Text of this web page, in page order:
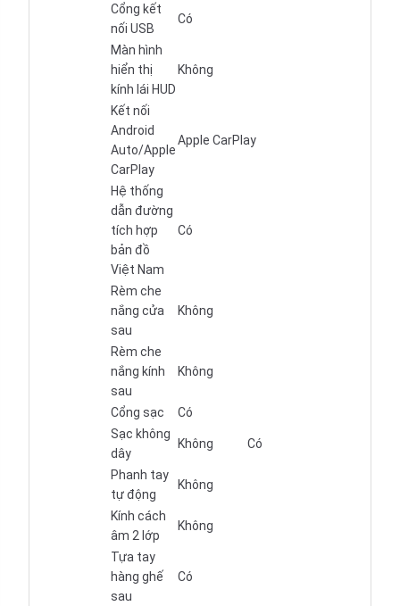
Cổng kết
nối USB
Có
Màn hình
hiển thị
kính lái HUD
Không
Kết nối
Android
Auto/Apple
CarPlay
Apple CarPlay
Hệ thống
dẫn đường
tích hợp
bản đồ
Việt Nam
Có
Rèm che
nắng cửa
sau
Không
Rèm che
nắng kính
sau
Không
Cổng sạc
Có
Sạc không
dây
Không Có
Phanh tay
tự động
Không
Kính cách
âm 2 lớp
Không
Tựa tay
hàng ghế
sau
Có